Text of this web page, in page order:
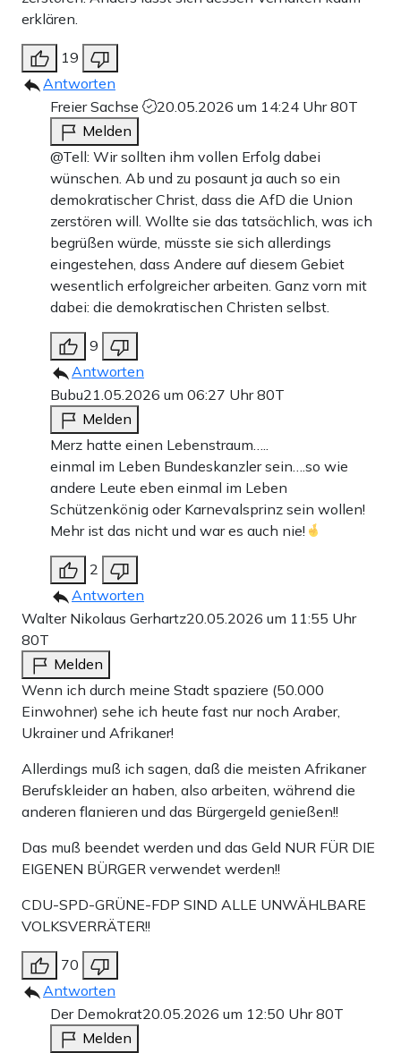
erklären.
19
Antworten
Freier Sachse
20.05.2026 um 14:24 Uhr80T
Melden
@Tell: Wir sollten ihm vollen Erfolg dabei
wünschen. Ab und zu posaunt ja auch so ein
demokratischer Christ, dass die AfD die Union
zerstören will. Wollte sie das tatsächlich, was ich
begrüßen würde, müsste sie sich allerdings
eingestehen, dass Andere auf diesem Gebiet
wesentlich erfolgreicher arbeiten. Ganz vorn mit
dabei: die demokratischen Christen selbst.
9
Antworten
Bubu21.05.2026 um 06:27 Uhr80T
Melden
Merz hatte einen Lebenstraum…..
einmal im Leben Bundeskanzler sein….so wie
andere Leute eben einmal im Leben
Schützenkönig oder Karnevalsprinz sein wollen!
Mehr ist das nicht und war es auch nie!
2
Antworten
Walter Nikolaus Gerhartz20.05.2026 um 11:55 Uhr
80T
Melden
Wenn ich durch meine Stadt spaziere (50.000
Einwohner) sehe ich heute fast nur noch Araber,
Ukrainer und Afrikaner!
Allerdings muß ich sagen, daß die meisten Afrikaner
Berufskleider an haben, also arbeiten, während die
anderen flanieren und das Bürgergeld genießen!!
Das muß beendet werden und das Geld NUR FÜR DIE
EIGENEN BÜRGER verwendet werden!!
CDU-SPD-GRÜNE-FDP SIND ALLE UNWÄHLBARE
VOLKSVERRÄTER!!
70
Antworten
Der Demokrat20.05.2026 um 12:50 Uhr80T
Melden